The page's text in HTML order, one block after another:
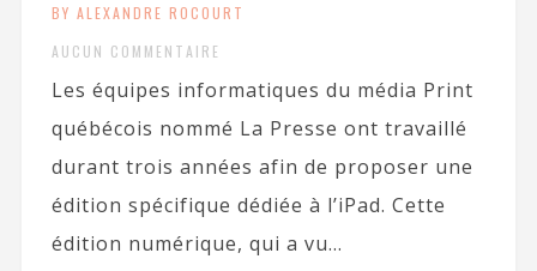
BY ALEXANDRE ROCOURT
AUCUN COMMENTAIRE
Les équipes informatiques du média Print
québécois nommé La Presse ont travaillé
durant trois années afin de proposer une
édition spécifique dédiée à l’iPad. Cette
édition numérique, qui a vu...